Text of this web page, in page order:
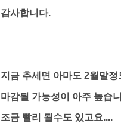
감사합니다.
지금 추세면 아마도 2월말
마감될 가능성이 아주 높습
조금 빨리 될수도 있고요....